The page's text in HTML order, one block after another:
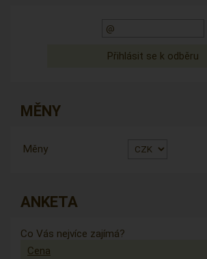
MĚNY
Měny
ANKETA
Co Vás nejvíce zajímá?
Cena